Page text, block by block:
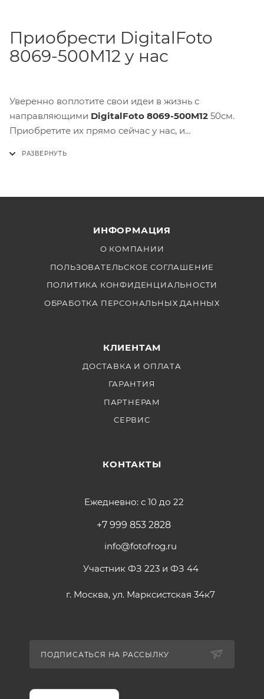
Приобрести DigitalFoto
8069-500M12 у нас
Уверенно воплотите свои идеи в жизнь с
направляющими DigitalFoto 8069-500M12 50см.
Приобретите их прямо сейчас у нас, и
ИНФОРМАЦИЯ
О КОМПАНИИ
ПОЛЬЗОВАТЕЛЬСКОЕ СОГЛАШЕНИЕ
ПОЛИТИКА КОНФИДЕНЦИАЛЬНОСТИ
ОБРАБОТКА ПЕРСОНАЛЬНЫХ ДАННЫХ
КЛИЕНТАМ
ДОСТАВКА И ОПЛАТА
ГАРАНТИЯ
ПАРТНЕРАМ
СЕРВИС
КОНТАКТЫ
Ежедневно: с 10 до 22
+7 999 853 2828
info@fotofrog.ru
Участник ФЗ 223 и ФЗ 44
г. Москва, ул. Марксистская 34к7
ПОДПИСАТЬСЯ НА РАССЫЛКУ